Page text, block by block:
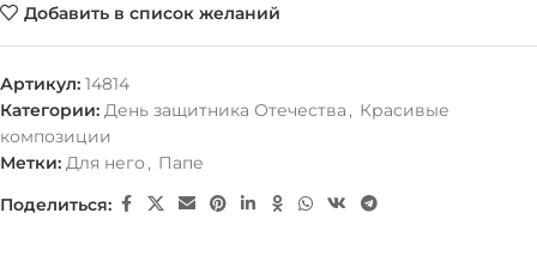
Добавить в список желаний
Артикул: 14814
Категории: День защитника Отечества , Красивые
композиции
Метки: Для него , Папе
Поделиться: